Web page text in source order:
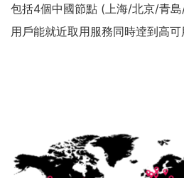
包括4個中國節點 (上海/北京/青
用戶能就近取用服務同時逹到高